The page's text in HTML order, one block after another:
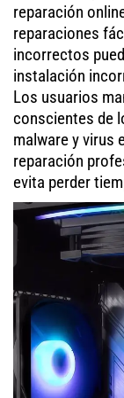
reparación
reparaciones
incorrectos
instalación
Los usuarios
conscientes de
malware y virus
reparación
evita perder